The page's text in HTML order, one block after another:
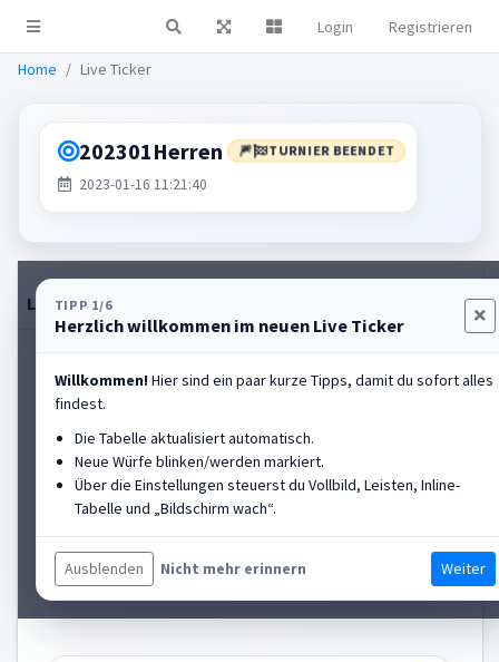
Login Registrieren
Live Ticker
Home Live Ticker
202301Herren 🎆 TURNIER BEENDET
2023-01-16 11:21:40
TIPP 1/6
Herzlich willkommen im neuen Live Ticker
Willkommen! Hier sind ein paar kurze Tipps, damit du sofort alles
findest.
Die Tabelle aktualisiert automatisch.
Neue Würfe blinken/werden markiert.
Über die Einstellungen steuerst du Vollbild, Leisten, Inline-
Tabelle und „Bildschirm wach“.
Ausblenden Nicht mehr erinnern Weiter
Live-Tabelle
FC Altrandsberg
Platz3 PB133,37m Aktuell-
St.-Nr.4 Diff-6,57m
Würfe
0,00m | 127,26m | 132,60m | 133,37m |
128,88m